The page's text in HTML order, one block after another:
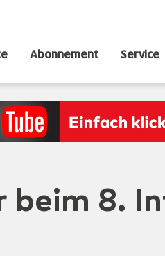
Abonnement Service
beim 8.